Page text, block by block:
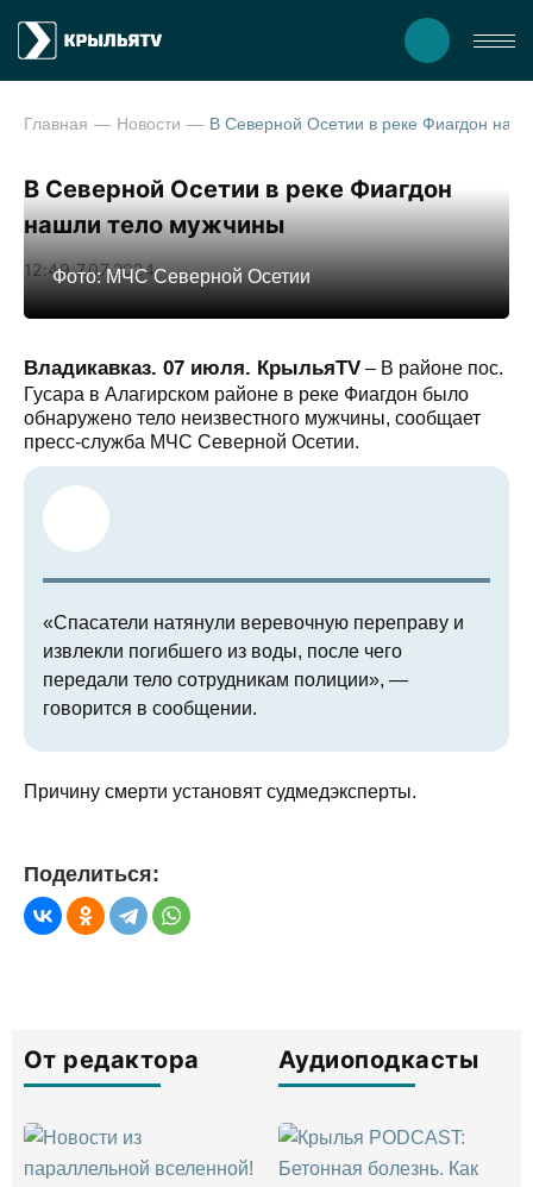
Главная Новости
В Северной Осетии в реке Фиагдон
нашли тело мужчины
12:49 7.07.2024
Фото: МЧС Северной Осетии
Владикавказ. 07 июля. КрыльяTV – В районе пос.
Гусара в Алагирском районе в реке Фиагдон было
обнаружено тело неизвестного мужчины, сообщает
пресс-служба МЧС Северной Осетии.
«Спасатели натянули веревочную переправу и
извлекли погибшего из воды, после чего
передали тело сотрудникам полиции», —
говорится в сообщении.
Причину смерти установят судмедэксперты.
Поделиться:
От редактора Аудиоподкасты